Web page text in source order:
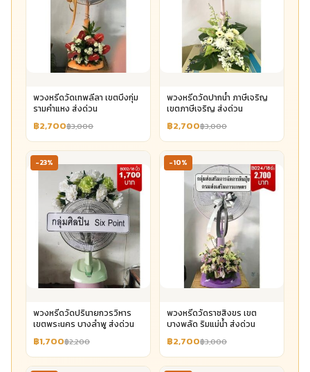
พวงหรีดวัดเทพลีลา เขตบึงกุ่ม
รามคำแหง ส่งด่วน
฿2,700฿3,000
พวงหรีดวัดปากน้ำ ภาษีเจริญ
เขตภาษีเจริญ ส่งด่วน
฿2,700฿3,000
-23%
พวงหรีดวัดปรินายกวรวิหาร
เขตพระนคร บางลำพู ส่งด่วน
฿1,700฿2,200
-10%
พวงหรีดวัดราชสิงขร เขต
บางพลัด ริมแม่น้ำ ส่งด่วน
฿2,700฿3,000